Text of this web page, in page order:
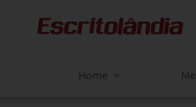
Home